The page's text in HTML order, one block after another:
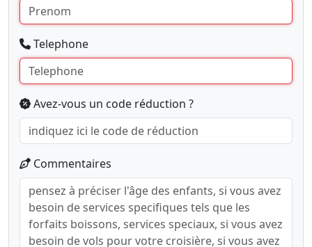
Telephone
Avez-vous un code réduction ?
Commentaires